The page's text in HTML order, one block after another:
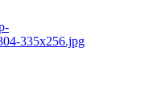
335x256.jpg